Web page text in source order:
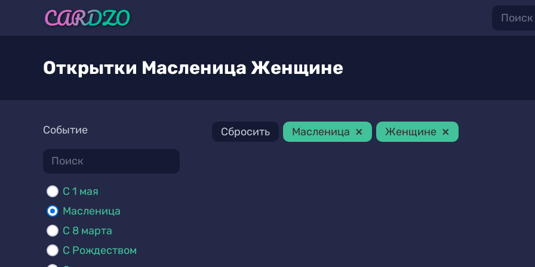
Открытки Масленица Женщине
Событие
C 1 мая
Масленица
С 8 марта
С Рождеством
Сбросить Масленица × Женщине ×